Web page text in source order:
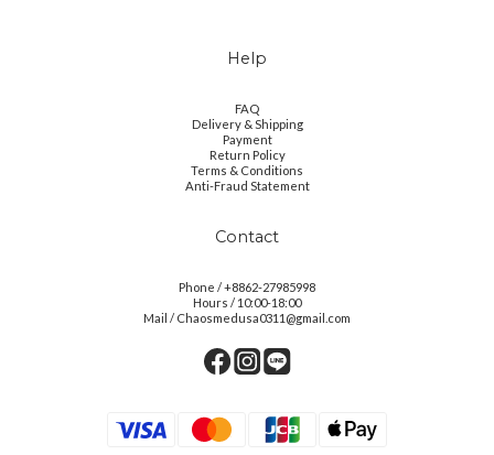
Help
FAQ
Delivery & Shipping
Payment
Return Policy
Terms & Conditions
Anti-Fraud Statement
Contact
Phone / +8862-27985998
Hours / 10:00-18:00
Mail / Chaosmedusa0311@gmail.com